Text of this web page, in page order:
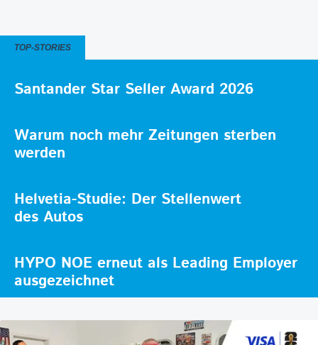
TOP-STORIES
Santander Star Seller Award 2026
Warum noch mehr Zeitungen sterben
werden
Helvetia-Studie: Der Stellenwert
des Autos
HYPO NOE erneut als Leading Employer
ausgezeichnet